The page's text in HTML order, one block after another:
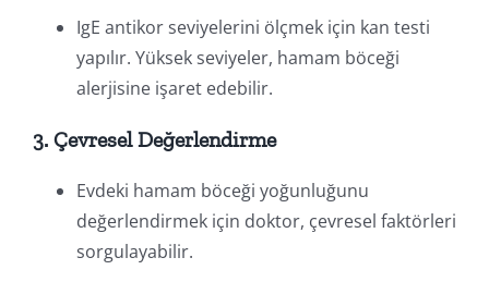
IgE antikor seviyelerini ölçmek için kan testi
yapılır. Yüksek seviyeler, hamam böceği
alerjisine işaret edebilir.
3. Çevresel Değerlendirme
Evdeki hamam böceği yoğunluğunu
değerlendirmek için doktor, çevresel faktörleri
sorgulayabilir.